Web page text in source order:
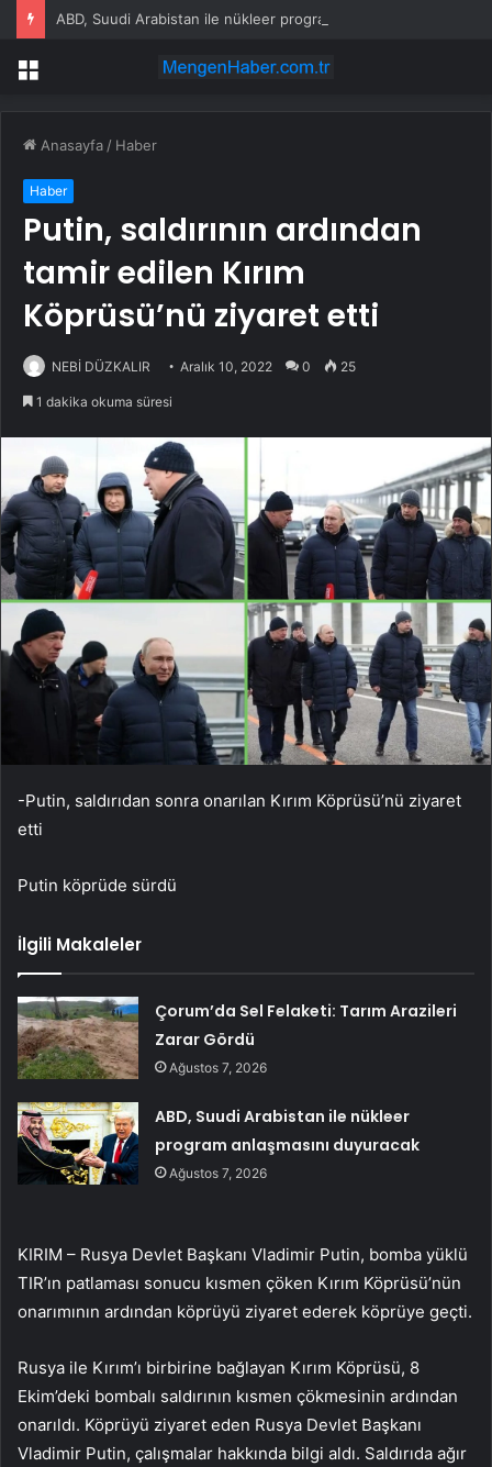
Menü
Anasayfa / Haber
Haber
Putin, saldırının ardından
tamir edilen Kırım
Köprüsü’nü ziyaret etti
NEBİ DÜZKALIR Aralık 10, 2022 0 25
1 dakika okuma süresi
-Putin, saldırıdan sonra onarılan Kırım Köprüsü’nü ziyaret
etti
Putin köprüde sürdü
İlgili Makaleler
Çorum’da Sel Felaketi: Tarım Arazileri
Zarar Gördü
Ağustos 7, 2026
ABD, Suudi Arabistan ile nükleer
program anlaşmasını duyuracak
Ağustos 7, 2026
KIRIM – Rusya Devlet Başkanı Vladimir Putin, bomba yüklü
TIR’ın patlaması sonucu kısmen çöken Kırım Köprüsü’nün
onarımının ardından köprüyü ziyaret ederek köprüye geçti.
Rusya ile Kırım’ı birbirine bağlayan Kırım Köprüsü, 8
Ekim’deki bombalı saldırının kısmen çökmesinin ardından
onarıldı. Köprüyü ziyaret eden Rusya Devlet Başkanı
Vladimir Putin, çalışmalar hakkında bilgi aldı. Saldırıda ağır